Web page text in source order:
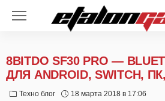
8BITDO SF30 PRO —
ДЛЯ ANDROID, SWITCH,
Техно блог
18 марта 2018 в 17:06